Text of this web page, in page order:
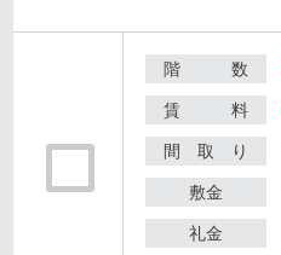
階 数
賃 料
間 取 り
敷金
礼金